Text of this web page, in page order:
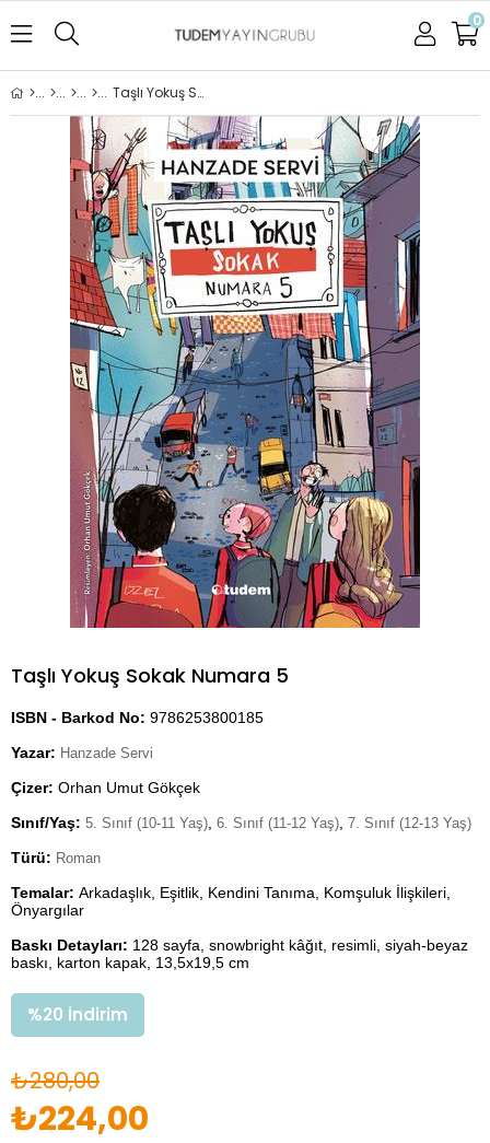
0
Taşlı Yokuş Sokak Numara 5
Taşlı Yokuş Sokak Numara 5
ISBN - Barkod No: 9786253800185
Yazar: Hanzade Servi
Çizer: Orhan Umut Gökçek
Sınıf/Yaş: 5. Sınıf (10-11 Yaş) 6. Sınıf (11-12 Yaş) 7. Sınıf (12-13 Yaş)
Türü: Roman
Temalar: Arkadaşlık, Eşitlik, Kendini Tanıma, Komşuluk İlişkileri,
Önyargılar
Baskı Detayları: 128 sayfa, snowbright kâğıt, resimli, siyah-beyaz
baskı, karton kapak, 13,5x19,5 cm
%20 İndirim
₺280,00
₺224,00